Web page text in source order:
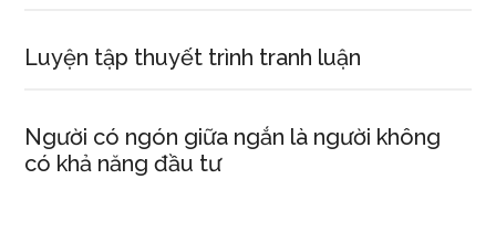
Luyện tập thuyết trình tranh luận
Người có ngón giữa ngắn là người không
có khả năng đầu tư